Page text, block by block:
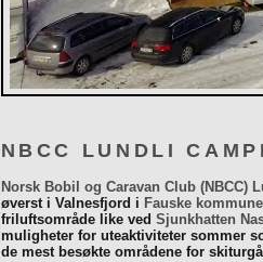
NBCC LUNDLI
Norsk Bobil og Caravan Club (NBCC)
øverst i Valnesfjord i Fauske kommune
friluftsområde like ved Sjunkhatten
muligheter for uteaktiviteter sommer
de mest besøkte områdene for